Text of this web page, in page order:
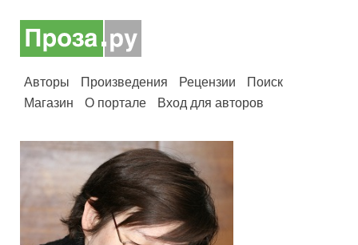
Авторы Произведения Рецензии
Поиск
Магазин
О портале Вход для авторов